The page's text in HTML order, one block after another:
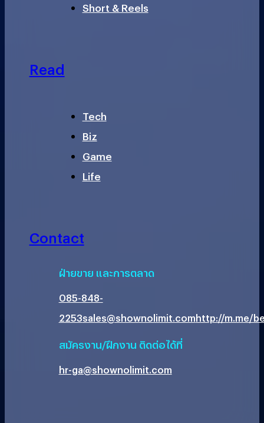
Short & Reels
Read
Tech
Biz
Game
Life
Contact
ฝ่ายขาย และการตลาด
085-848-
2253sales@shownolimit.comhttp://m.me/
สมัครงาน/ฝึกงาน ติดต่อได้ที่
hr-ga@shownolimit.com